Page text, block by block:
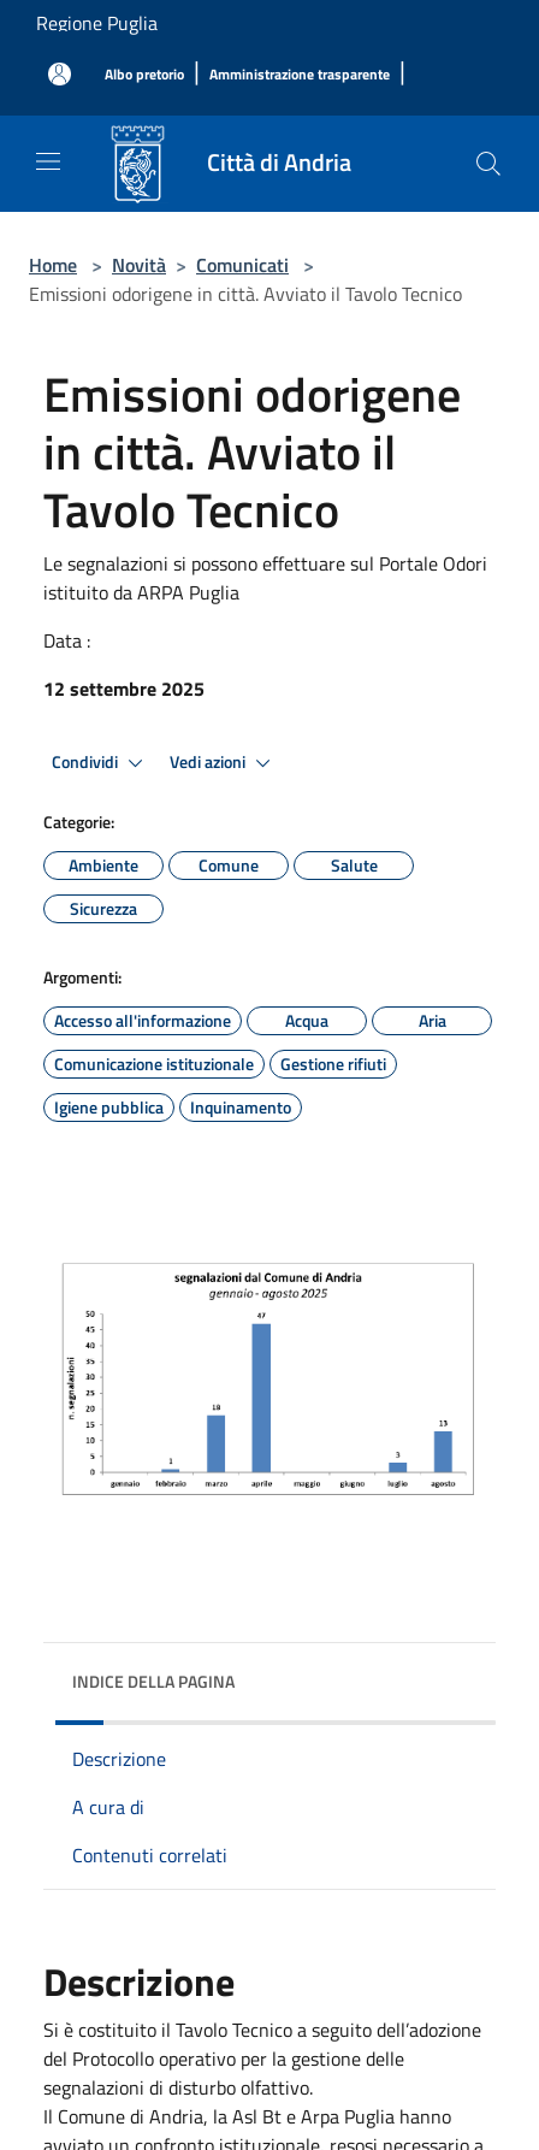
Salta al contenuto principale
Regione Puglia
Albo pretorio | Amministrazione trasparente |
Città di Andria
Home > Novità > Comunicati >
Emissioni odorigene in città. Avviato il Tavolo Tecnico
Emissioni odorigene
in città. Avviato il
Tavolo Tecnico
Le segnalazioni si possono effettuare sul Portale Odori
istituito da ARPA Puglia
Data :
12 settembre 2025
Condividi Vedi azioni
Categorie:
Ambiente
Comune
Salute
Sicurezza
Argomenti:
Accesso all'informazione
Acqua
Aria
Comunicazione istituzionale
Gestione rifiuti
Igiene pubblica
Inquinamento
INDICE DELLA PAGINA
Descrizione
A cura di
Contenuti correlati
Descrizione
Si è costituito il Tavolo Tecnico a seguito dell’adozione
del Protocollo operativo per la gestione delle
segnalazioni di disturbo olfattivo.
Il Comune di Andria, la Asl Bt e Arpa Puglia hanno